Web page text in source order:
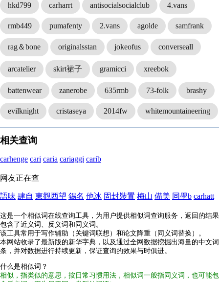
hkd799 carharrt antisocialsocialclub 4.vans
rmb449 pumafenty 2.vans agolde samfrank
rag＆bone originalsstan jokeofus converseall
arcatelier skirt裙子 gramicci xreebok
battenwear zanerobe 635rmb 73-folk brashy
evilknight cristaseya 2014fw whitemountaineering
相关查询
carhenge cari caria cariaggi carib
网友正在查
語味 肆自 東觀西望 錫名 他冰 固封裝置 梅山 備美 同學b carhatt
这是一个相似词在线查询工具，为用户提供相似词查询服务，返回的结果
包含了近义词、反义词和同义词。
该工具常用于写作辅助（关键词联想）和论文降重（同义词替换）。
本网站收录了最新版的新华字典，以及通过全网数据挖掘出海量的中文词
条，并对数据进行持续更新，保证查询的效果与时俱进。
什么是相似词？
相似，指类似的意思，按日常习惯用法，相似词一般指同义词，也可能包